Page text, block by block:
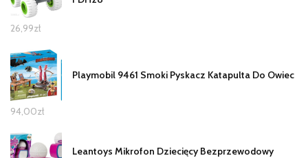
26,99zł
Playmobil 9461 Smoki Pyskacz Katapulta Do Owiec
94,00zł
Leantoys Mikrofon Dziecięcy Bezprzewodowy